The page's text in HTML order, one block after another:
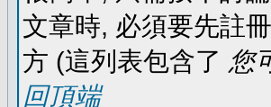
文章時, 必須要先註
方 (這列表包含了 您
回頂端